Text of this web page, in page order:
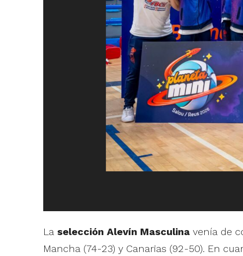
La selección Alevín Masculinavenía de
Mancha (74-23) y Canarias (92-50). En